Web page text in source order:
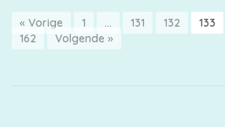
« Vorige 1 … 131 132 133
162
Volgende »